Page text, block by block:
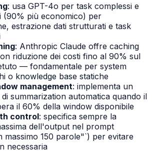
: usa GPT-4o per task complessi e
(90% più economico) per
estrazione dati strutturati e task
: Anthropic Claude offre caching
riduzione dei costi fino al 90% sul
— fondamentale per system
o knowledge base statiche
management: implementa un
summarization automatica quando il
il 60% della window disponibile
control: specifica sempre la
dell'output nel prompt
massimo 150 parole"`) per evitare
necessaria